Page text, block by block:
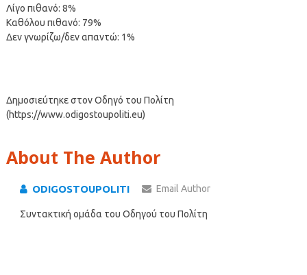
Λίγο πιθανό: 8%
Καθόλου πιθανό: 79%
Δεν γνωρίζω/δεν απαντώ: 1%
Δημοσιεύτηκε στον Οδηγό του Πολίτη
(https://www.odigostoupoliti.eu)
About The Author
ODIGOSTOUPOLITI Email Author
Συντακτική ομάδα του Οδηγού του Πολίτη